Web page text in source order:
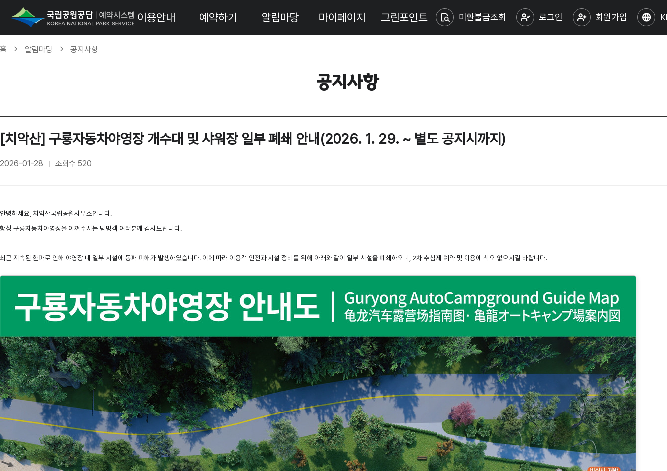
이용안내 예약하기 알림마당 마이페이지 그린포인트 미환불금조회 로그인 회원가입
홈 알림마당 공지사항
공지사항
[치악산] 구룡자동차야영장 개수대 및 샤워장 일부 폐쇄 안내(2026. 1. 29. ~ 별도 공지시까지)
2026-01-28 조회수 520
안녕하세요, 치악산국립공원사무소입니다.
항상 구룡자동차야영장을 아껴주시는 탐방객 여러분께 감사드립니다.
최근 지속된 한파로 인해 야영장 내 일부 시설에 동파 피해가 발생하였습니다. 이에 따라 이용객 안전과 시설 정비를 위해 아래와 같이 일부 시설을 폐쇄하오니, 2차 추첨제 예약 및 이용에 착오 없으시길 바랍니다.